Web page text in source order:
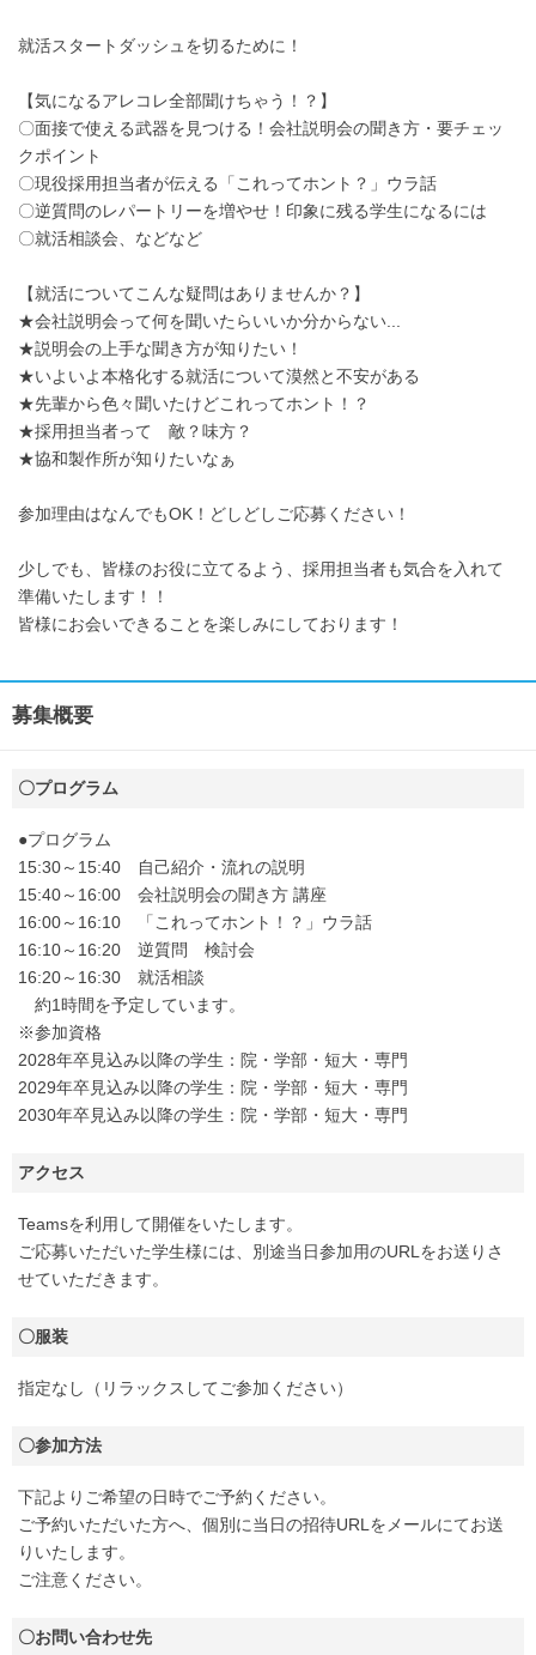
就活スタートダッシュを切るために！
【気になるアレコレ全部聞けちゃう！？】
〇面接で使える武器を見つける！会社説明会の聞き方・要チェッ
クポイント
〇現役採用担当者が伝える「これってホント？」ウラ話
〇逆質問のレパートリーを増やせ！印象に残る学生になるには
〇就活相談会、などなど
【就活についてこんな疑問はありませんか？】
★会社説明会って何を聞いたらいいか分からない...
★説明会の上手な聞き方が知りたい！
★いよいよ本格化する就活について漠然と不安がある
★先輩から色々聞いたけどこれってホント！？
★採用担当者って 敵？味方？
★協和製作所が知りたいなぁ
参加理由はなんでもOK！どしどしご応募ください！
少しでも、皆様のお役に立てるよう、採用担当者も気合を入れて
準備いたします！！
皆様にお会いできることを楽しみにしております！
募集概要
〇プログラム
●プログラム
15:30～15:40 自己紹介・流れの説明
15:40～16:00 会社説明会の聞き方 講座
16:00～16:10 「これってホント！？」ウラ話
16:10～16:20 逆質問 検討会
16:20～16:30 就活相談
約1時間を予定しています。
※参加資格
2028年卒見込み以降の学生：院・学部・短大・専門
2029年卒見込み以降の学生：院・学部・短大・専門
2030年卒見込み以降の学生：院・学部・短大・専門
アクセス
Teamsを利用して開催をいたします。
ご応募いただいた学生様には、別途当日参加用のURLをお送りさ
せていただきます。
〇服装
指定なし（リラックスしてご参加ください）
〇参加方法
下記よりご希望の日時でご予約ください。
ご予約いただいた方へ、個別に当日の招待URLをメールにてお送
りいたします。
ご注意ください。
〇お問い合わせ先